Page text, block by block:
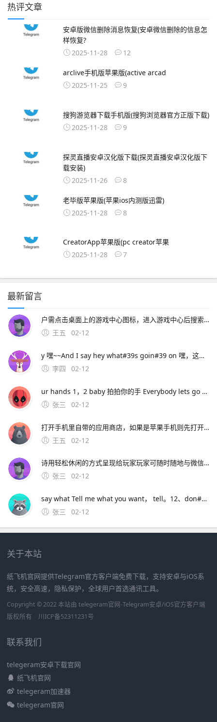
热评文章
安卓版微信删除消息恢复(安卓微信删除的信息怎
样恢复?
2025-11-28
12
arclive手机版苹果版(active arcad
2025-11-25
9
搜狗游览器下载手机版(搜狗浏览器官方正版下载)
2025-11-28
9
探灵直播安卓汉化版下载(探灵直播安卓汉化版下
载安装)
2025-11-26
8
老毕版苹果版(苹果ios内测版迅雷)
2025-11-28
8
CreatorApp苹果版(pc creator苹果
2025-11-28
7
最新留言
户需点击桌面上的游戏中心图标，进入游戏中心后搜索咸鱼之王，下载安装游戏后再进行登录手动安装游戏并登录如已安装MuMu模拟器但未预安装咸鱼之王，用户可点击模拟器内的“下载安卓版”按钮，下载咸鱼之王的apk文件下载完成后，将apk文件直接拖入
王五
02-12
y 嘿~~And I say hey what#39s goin#39 on 嘿，这是怎么了 And I say hey 嘿~~I said hey what#39s goin#39 on 嘿，这是怎么了 And I t
李四
02-12
ur hands 1，2 baby 拍拍你的手 Everybody lets go ha ha ha ha 让每个人都去哈哈哈哈 I want yall ladies clap again 我想女士们再次拍手 Let m
张三
02-12
打开手机里自带的应用商店，如果是苹果手机则先打开APP STORE2在应用商店或者APP STORE里的搜索框搜索“支付宝”，3在搜索结果中选择 支付宝 下载并安装4安装完成后即可在手机桌面打开运行支付宝包括安卓版和苹果版，需要对应手机系统进行下载安卓版。应用宝是腾讯推出的应用商店，主要面
王五
02-12
诗用轻松休闲的方式呈现给玩家玩家可随时随地与微信好友好友互动，分享你的丰功伟绩，与好友一起戎马七国，征战天下 七雄争霸手机版特色系统联盟系统 在七雄。3、手机下载个apk编辑器，用编辑器找到安装包，长按安装包出来菜单后， 点制作共存就行了，会生成另一个安装包，安装就行了。4、喜欢玩国战手游的
张三
02-12
say what Tell me what you want， tell。12、don#39t you let me go Say what 不要让我走 don#39t you let me down One more time now 你不要让我失望 1，2 baby clap ur
张三
02-12
关于本站
纸飞机官网提供Telegram官方客户端免费下载，支持安卓与iOS系
统，安全高速，隐私保护，全球用户首选通讯工具。
Copyright © 2022 本站由 telegeram官网-Telegram安卓/iOS官方客户端
版权所有
川ICP备52311231号
联系我们
telegeram安卓下载官网
纸飞机官网
telegeram加速器
telegeram官网